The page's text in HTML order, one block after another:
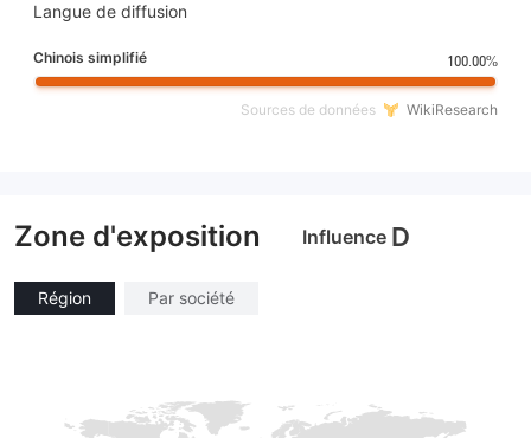
Langue de diffusion
Chinois simplifié 100.00%
Sources de données WikiResearch
Zone d'exposition Influence D
Région Par société